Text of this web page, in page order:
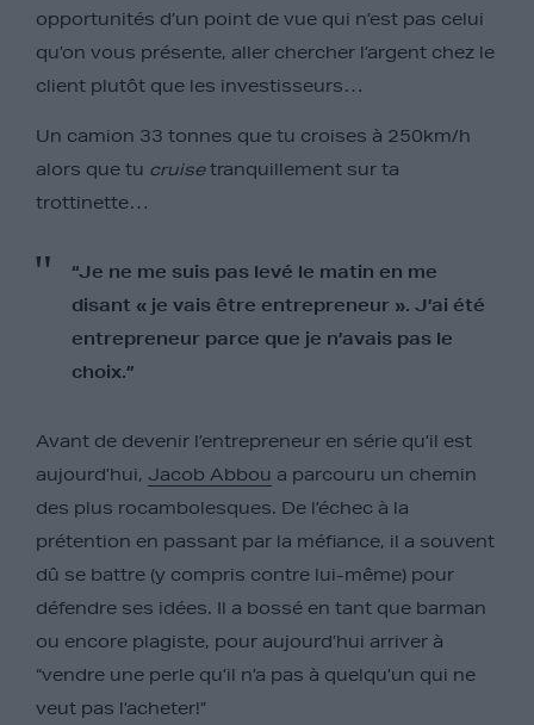
opportunités d’un point de vue qui n’est pas celui
qu’on vous présente, aller chercher l’argent chez le
client plutôt que les investisseurs…
Un camion 33 tonnes que tu croises à 250km/h
alors que tu cruisetranquillement sur ta
trottinette…
“Je ne me suis pas levé le matin en me
disant « je vais être entrepreneur ». J’ai été
entrepreneur parce que je n’avais pas le
choix.”
Avant de devenir l’entrepreneur en série qu’il est
aujourd’hui, Jacob Abbou a parcouru un chemin
des plus rocambolesques. De l’échec à la
prétention en passant par la méfiance, il a souvent
dû se battre (y compris contre lui-même) pour
défendre ses idées. Il a bossé en tant que barman
ou encore plagiste, pour aujourd’hui arriver à
“vendre une perle qu’il n’a pas à quelqu’un qui ne
veut pas l’acheter!”